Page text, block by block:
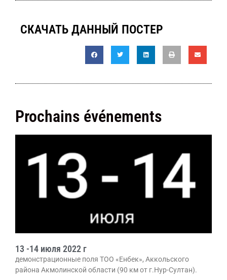
СКАЧАТЬ ДАННЫЙ ПОСТЕР
Prochains événements
13 -14 июля 2022 г
демонстрационные поля ТОО «Енбек», Аккольского
района Акмолинской области (90 км от г.Нур-Султан).